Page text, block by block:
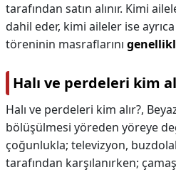
tarafından satın alınır. Kimi
dahil eder, kimi aileler ise
töreninin masraflarını
Halı ve perdeleri kim
Halı ve perdeleri kim alır?,
bölüşülmesi yöreden yöreye
çoğunlukla; televizyon,
tarafından karşılanırken;